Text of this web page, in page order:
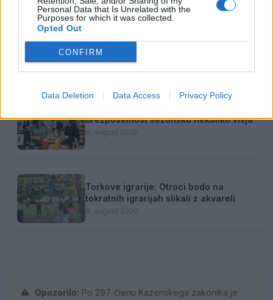
Personal Data that Is Unrelated with the
Purposes for which it was collected.
Opted Out
CONFIRM
Data Deletion Data Access Privacy Policy
Na Koroško prihaja avtomobilski
spektakel: Rohnenje motorjev, dvoboji
na progah in atraktivni Car Meet
8. avgust 2026
Brezposelnost sezonsko nekoliko višja
8. avgust 2026
Torkove igrarije: Otroci bodo na
tokratnih igrarijah slikali z akvareli
8. avgust 2026
Opozorilo: Po 297. členu Kazenskega zakonika je